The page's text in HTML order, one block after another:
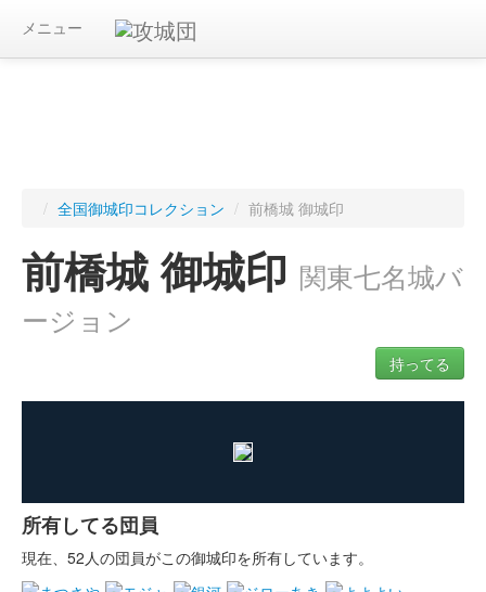
メニュー
/ 全国御城印コレクション / 前橋城 御城印
前橋城 御城印 関東七名城バ
ージョン
持ってる
所有してる団員
現在、52人の団員がこの御城印を所有しています。